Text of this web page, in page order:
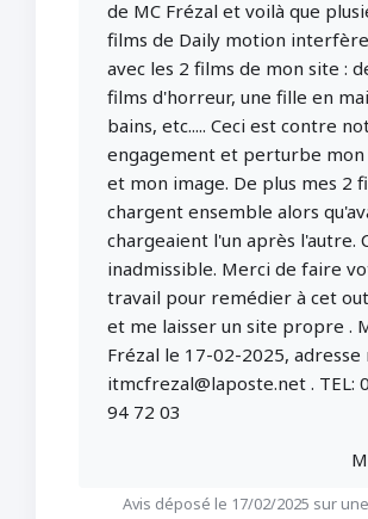
de MC Frézal et voilà que
films de Daily motion
avec les 2 films de mon site :
films d'horreur, une fille en
bains, etc..... Ceci est contre
engagement et perturbe
et mon image. De plus mes 2
chargent ensemble alors
chargeaient l'un après l'autre.
inadmissible. Merci de faire
travail pour remédier à cet
et me laisser un site propre .
Frézal le 17-02-2025, adresse
itmcfrezal@laposte.net . TEL:
94 72 03
Avis déposé le 17/02/2025 sur